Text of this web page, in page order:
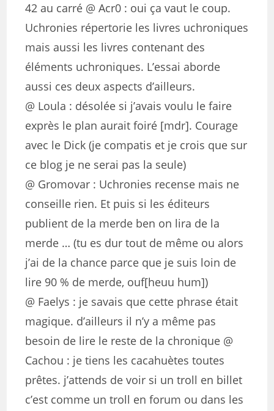
42 au carré @ Acr0 : oui ça vaut le coup.
Uchronies répertorie les livres uchroniques
mais aussi les livres contenant des
éléments uchroniques. L’essai aborde
aussi ces deux aspects d’ailleurs.
@ Loula : désolée si j’avais voulu le faire
exprès le plan aurait foiré [mdr]. Courage
avec le Dick (je compatis et je crois que sur
ce blog je ne serai pas la seule)
@ Gromovar : Uchronies recense mais ne
conseille rien. Et puis si les éditeurs
publient de la merde ben on lira de la
merde … (tu es dur tout de même ou alors
j’ai de la chance parce que je suis loin de
lire 90 % de merde, ouf[heuu hum])
@ Faelys : je savais que cette phrase était
magique. d’ailleurs il n’y a même pas
besoin de lire le reste de la chronique @
Cachou : je tiens les cacahuètes toutes
prêtes. j’attends de voir si un troll en billet
c’est comme un troll en forum ou dans les